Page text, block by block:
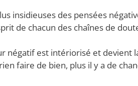
insidieuses des pensées
de chacun des chaînes de
négatif est intériorisé et devient
faire de bien, plus il y a de